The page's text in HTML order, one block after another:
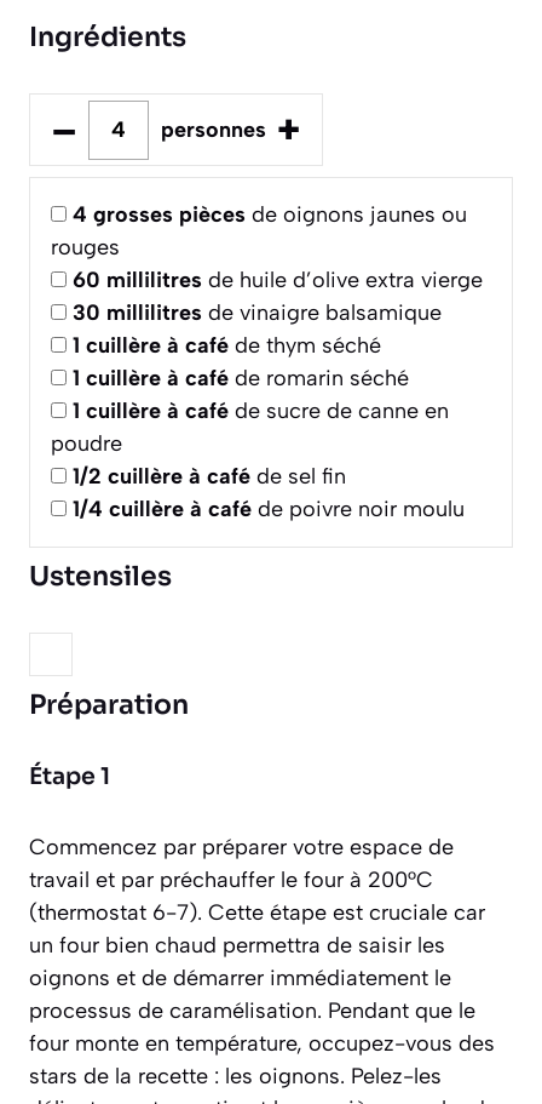
Ingrédients
– personnes +
4 grosses pièces de oignons jaunes ou
rouges
60 millilitres de huile d’olive extra vierge
30 millilitres de vinaigre balsamique
1 cuillère à café de thym séché
1 cuillère à café de romarin séché
1 cuillère à café de sucre de canne en
poudre
1/2 cuillère à café de sel fin
1/4 cuillère à café de poivre noir moulu
Ustensiles
Préparation
Étape 1
Commencez par préparer votre espace de
travail et par préchauffer le four à 200°C
(thermostat 6-7). Cette étape est cruciale car
un four bien chaud permettra de saisir les
oignons et de démarrer immédiatement le
processus de caramélisation. Pendant que le
four monte en température, occupez-vous des
stars de la recette : les oignons. Pelez-les